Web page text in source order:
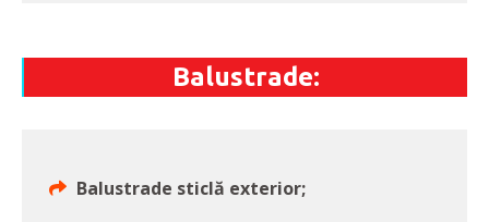
Balustrade:
Balustrade sticlă exterior;